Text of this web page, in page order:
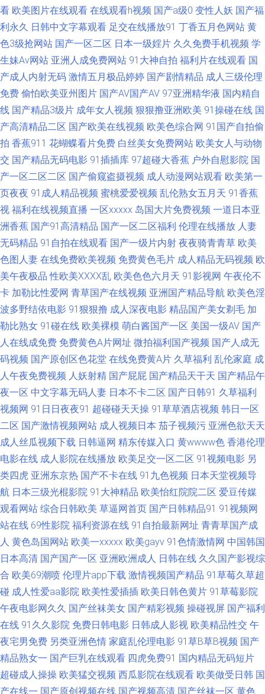
久久超碰久久超碰 日韩免费成人网站 伊人91社 AV韩日性爱 国产熟女69 另
类综合网 日韩性爱电影 中文字幕久久精品 国产福利一区二区 日韩欧美久久
亚洲另类偷拍精品 91精品手机9 av资源一 成人小电影91 福利合集92午夜 欧
美自拍视频 偷拍偷窥婷婷视频 肏屄高清视频不卡 国产精品自拍一区 精品久
久成人网站 狼友视频网 欧美A片高清视频 欧洲三级片片区 熟女视频免费 91
品国产乱 丝袜天堂网 国产乱人一区 蜜桃91亚洲精选 日本色播 97资源人人
超碰97人人操 传媒在线看 国厂黄色 黄色精品资源网 久久一期二期中文 蜜桃
久久av一区 日日干精品免费 亚洲潮喷在线播放 91cvom网站 91色主站 97就
是干五月天 超碰97极品9 成人电影AV 国产白丝探花 激情av入口 欧美14p 日
韩精品一品二品 少妇影院在线 亚洲色情小说网 91豆花视频 91在线丝袜 AV
在线资源站 丁香五月久久综合 国成精品九区 久久精品国产视频 日本黄碟视
频直播 午夜av伦理片 亚洲一区在线 91大神黑丝在线 91日韩在线观看 超碰在
线37 国产色资源 韩国操人人 九一破解版 美女在线播放 欧美亚综合另类 五
月花麻豆传媒 亚洲色97 91tv 91视屏免费看 avwww深夜 传媒精品com 国产
三级片视频 极品尤物自慰喷水 玖玖爱导航 欧美女色色com 婷婷一期二期 亚
洲第一夜页 91n免费处女在 99热婷婷 丰满熟妇乱子另类 超碰人人爱人人 欧
美性爱AA 欧美交配网 99爱草 大香蕉伊人AV 国产一二一二级 极品丝袜白浆
久久男人的天堂 人人艹艹 少妇性福网 亚洲97在线视频 青青草视频网 99热这
人视频18 99碰碰视频 超碰久在线 国产剧情三区 精品国产久 欧美肥老女hd
日本一本视频 亚洲成人免费电影 91逼在线 91色色网站 国产91看 加勒比福
利剧场 美女91网站黑丝 丝袜足交网址 亚洲综合色色 91视频在线观看 www
超碰全部 福利社体验三分钟 黑丝黄色91久久 欧美a片在线 白虎美女爆操91
看 欧美图片在线观看 在线观看h视频 国产a级0 变性人妖 国产福
利永久 日韩中文字幕观看 足交在线播放91 丁香五月色网站 黄
色3级抢网站 国产一区二区 日本一级婬片 久久免费手机视频 学
生妹Av网站 亚洲人成免费网站 91大神自拍 福利片在线观看 国
产成人内射无码 激情五月极品婷婷 国产剧情精品 成人三级伦理
免费 偷怕欧美亚州图片 国产AV国产AV 97亚洲精华液 国内精自
线 国产精品3级片 成年女人视频 狠狠撸亚洲欧美 91操碰在线 国
产高清精品二区 国产欧美在线视频 欧美色综合网 91国产自拍偷
拍 香蕉911 花蝴蝶看片免费 白丝美女免费网站 欧美女人与动物
交 国产精品无码电影 91插插库 97超碰大香蕉 户外自慰影院 国
产一区二区二区 国产偷窥盗摄视频 成人动漫网站观看 欧美第一
页夜夜 91成人精品视频 蜜桃爱爱视频 乱伦熟女五月天 91香蕉
视 福利在线视频直播 一区xxxxx 岛国大片免费视频 一道日本亚
洲香蕉 国产91高清精品 国产一区二区福利 伦理在线播放 人妻
无码精品 91自拍在线观看 国产一级片内射 夜夜骑青青草 欧美
色图人妻 在线免费欧美视频 免费黄色毛片 成人精品无码视频 欧
美午夜极品 性欧美ⅩⅩⅩⅩ乱 欧美色色六月天 91影视网 午夜伦不
卡 加勒比性爱网 青草国产在线视频 亚洲国产精品导航 欧美色淫
波多野结依电影 91狠狠撸 成人深夜电影 精品国产美女剃毛 加
勒比熟女 91碰在线 欧美裸模 萌白酱国产一区 美国一级AV 国产
人在线成免费 免费黄色A片网址 微拍福利国产视频 国产人成无
码视频 国产原创区色花堂 在线免费黄A片 久草福利 乱伦家庭 成
人午夜免费视频 人妖射精 国产屁屁 国产精品天干天 国产精品午
夜一区 中文字幕无码人妻 日本不卡二区 国产日韩91 久草福利
视频网 91日日夜夜91 超碰碰天天操 91草草酒店视频 韩日一区
二区 国产激情视频网站 成人视频日本 茄子视频污 亚洲色欲天天
成人丝瓜视频下载 日韩逼网 精东传媒入口 黄wwww色 香港伦理
电影在线 成人影院在线播放 欧美足交一区二区 91视频电影 另
类四虎 亚洲东京热 国产不卡在线 91九色视频 日本天堂视频导
航 日本三级光棍影院 91大神精品 欧美怡红院院二区 爱豆传媒
观看网站 综合日韩欧美 草逼网首页 国产日韩精品91 91视频网
站在线 69性影院 福利资源在线 91自拍最新网址 青青草国产成
人 黄色岛国网站 欧美一xxxxx 欧美gayv 91色情激情网 中国韩国
日本高清 国产国产一区 亚洲欧洲成人 日韩在线 久久国产影视综
合 欧美69潮喷 伦理片app下载 激情视频国产精品 91草莓久草超
碰 成人性爱aa影院 欧美性爱插插 欧美日韩色黄片 91草莓影院
午夜电影网久久 国产丝袜美女 国产精彩视频 操碰视屏 国产福利
在线 91久久影院 免费日韩电影 日韩成人影视 欧美精品性交 午
夜宅男免费 另类亚洲色情 家庭乱伦理电影 91草B草B视频 国产
精品熟女一 国产巨乳在线观看 四虎免费91 国内精品无码短片
超碰成人操操 欧美猛交视频 西瓜影院在线观看 欧美做受日韩 国
产在线一 国产原创视频在线 国产视频高清 国产丝袜一区 黄色